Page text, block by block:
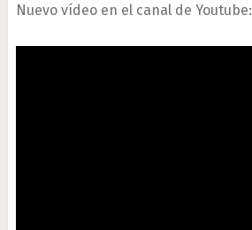
Nuevo vídeo en el canal de Youtube: